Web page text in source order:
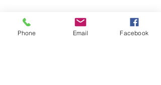
Phone Email Facebook